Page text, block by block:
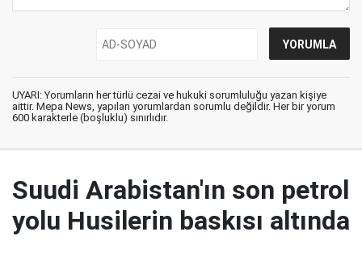
UYARI: Yorumların her türlü cezai ve hukuki sorumluluğu yazan kişiye
aittir. Mepa News, yapılan yorumlardan sorumlu değildir. Her bir yorum
600 karakterle (boşluklu) sınırlıdır.
Suudi Arabistan'ın son petrol
yolu Husilerin baskısı altında